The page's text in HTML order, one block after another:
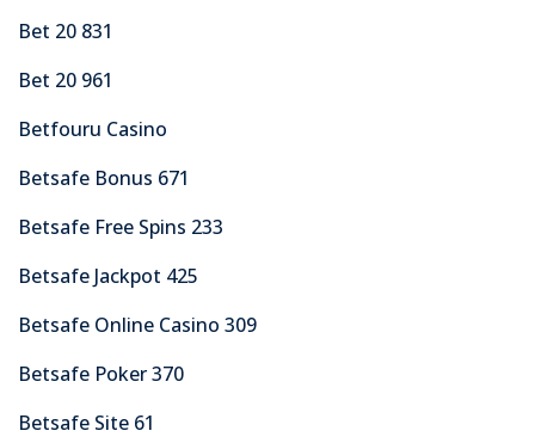
Bet 20 831
Bet 20 961
Betfouru Casino
Betsafe Bonus 671
Betsafe Free Spins 233
Betsafe Jackpot 425
Betsafe Online Casino 309
Betsafe Poker 370
Betsafe Site 61